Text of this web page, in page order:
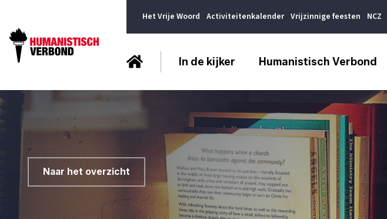
Het Vrije Woord Activiteitenkalender Vrijzinnige feesten NCZ
In de kijker Humanistisch Verbond
Naar het overzicht